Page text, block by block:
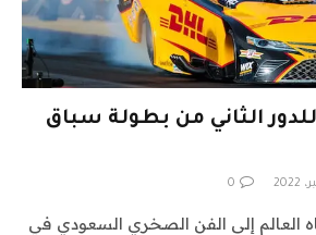
الثاني من بطولة سباق
0
العالم إلى الفن الصخري السعودي في